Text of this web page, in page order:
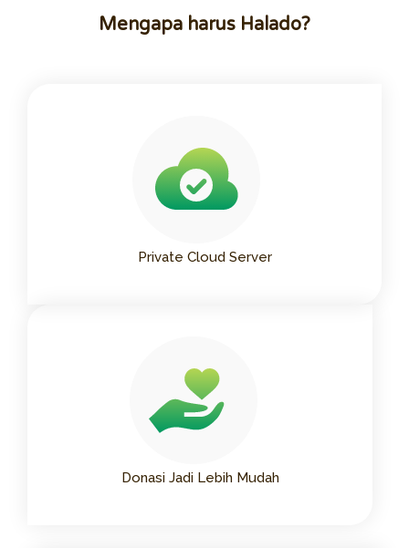
Mengapa harus Halado?
Private Cloud Server
Donasi Jadi Lebih Mudah